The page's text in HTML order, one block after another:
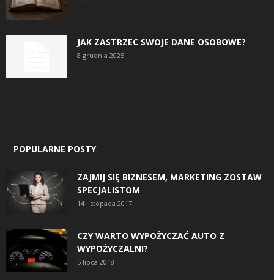
JAK ZASTRZEC SWOJE DANE OSOBOWE?
8 grudnia 2025
POPULARNE POSTY
ZAJMIJ SIĘ BIZNESEM, MARKETING ZOSTAW
SPECJALISTOM
14 listopada 2017
CZY WARTO WYPOŻYCZAĆ AUTO Z
WYPOŻYCZALNI?
5 lipca 2018